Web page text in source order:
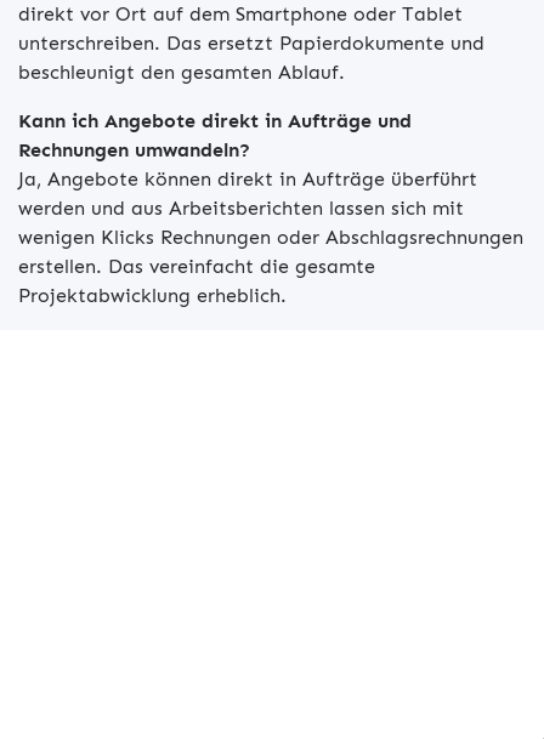
direkt vor Ort auf dem Smartphone oder Tablet
unterschreiben. Das ersetzt Papierdokumente und
beschleunigt den gesamten Ablauf.
Kann ich Angebote direkt in Aufträge und
Rechnungen umwandeln?
Ja, Angebote können direkt in Aufträge überführt
werden und aus Arbeitsberichten lassen sich mit
wenigen Klicks Rechnungen oder Abschlagsrechnungen
erstellen. Das vereinfacht die gesamte
Projektabwicklung erheblich.